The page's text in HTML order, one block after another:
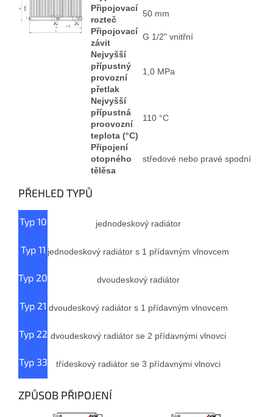
Připojovací
rozteč
50 mm
Připojovací
závit
G 1/2" vnitřní
Nejvyšší
přípustný
provozní
přetlak
1,0 MPa
Nejvyšší
přípustná
proovozní
teplota (°C)
110 °C
Připojení
otopného
tělěsa
středové nebo pravé spodní
PŘEHLED TYPŮ
Typ 10 jednodeskový radiátor
Typ 11 jednodeskový radiátor s 1 přídavným vlnovcem
Typ 20 dvoudeskový radiátor
Typ 21 dvoudeskový radiátor s 1 přídavným vlnovcem
Typ 22 dvoudeskový radiátor se 2 přídavnými vlnovci
Typ 33 třídeskový radiátor se 3 přídavnými vlnovci
ZPŮSOB PŘIPOJENÍ